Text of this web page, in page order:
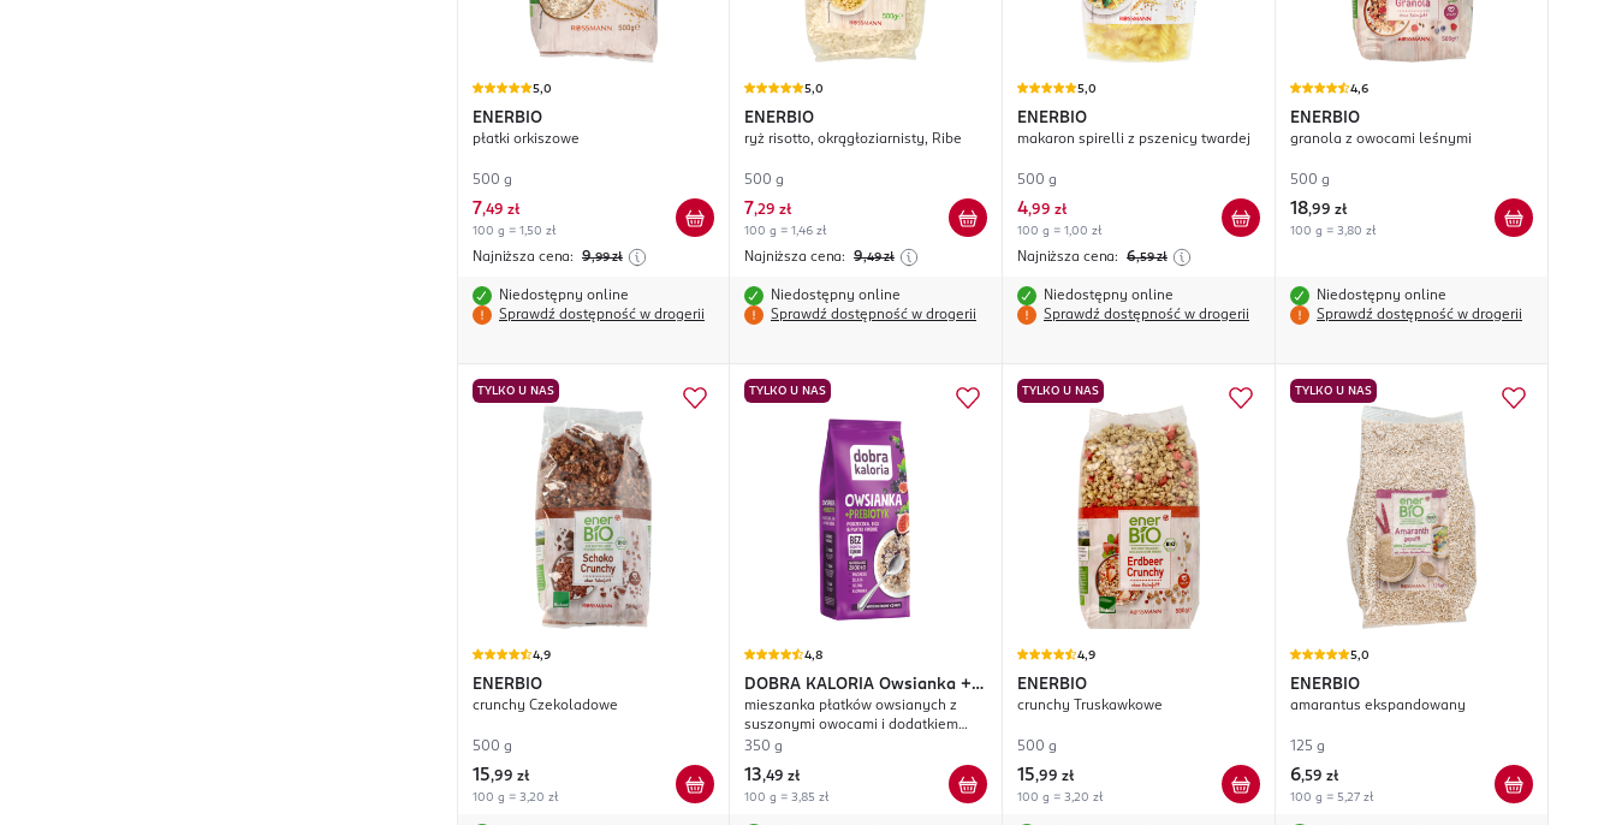
5,0
ENERBIO
płatki orkiszowe
500 g
7,49 zł
100 g = 1,50 zł
Najniższa cena: 9,99 zł
Niedostępny online
Sprawdź dostępność w drogerii
5,0
ENERBIO
ryż risotto, okrągłoziarnisty, Ribe
500 g
7,29 zł
100 g = 1,46 zł
Najniższa cena: 9,49 zł
Niedostępny online
Sprawdź dostępność w drogerii
5,0
ENERBIO
makaron spirelli z pszenicy twardej
500 g
4,99 zł
100 g = 1,00 zł
Najniższa cena: 6,59 zł
Niedostępny online
Sprawdź dostępność w drogerii
4,6
ENERBIO
granola z owocami leśnymi
500 g
18,99 zł
100 g = 3,80 zł
Niedostępny online
Sprawdź dostępność w drogerii
TYLKO U NAS
4,9
ENERBIO
crunchy Czekoladowe
500 g
15,99 zł
100 g = 3,20 zł
TYLKO U NAS
4,8
DOBRA KALORIA Owsianka +
Probiotyk
mieszanka płatków owsianych z
suszonymi owocami i dodatkiem
Inuliny
350 g
13,49 zł
100 g = 3,85 zł
TYLKO U NAS
4,9
ENERBIO
crunchy Truskawkowe
500 g
15,99 zł
100 g = 3,20 zł
TYLKO U NAS
5,0
ENERBIO
amarantus ekspandowany
125 g
6,59 zł
100 g = 5,27 zł